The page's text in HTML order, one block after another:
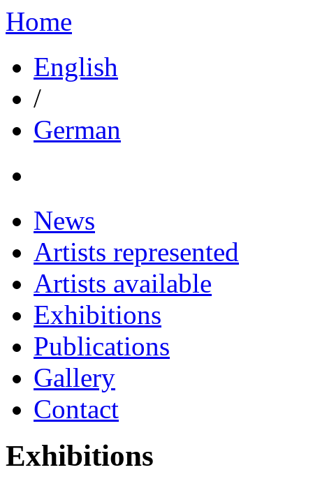
Home
English
/
German
News
Artists represented
Artists available
Exhibitions
Publications
Gallery
Contact
Exhibitions